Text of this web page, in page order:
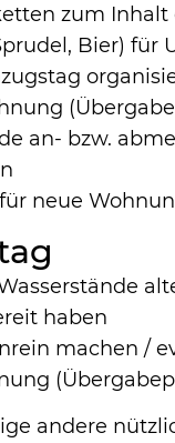
zum
Bier) für
an- bzw.
für neue
haben
machen /
andere